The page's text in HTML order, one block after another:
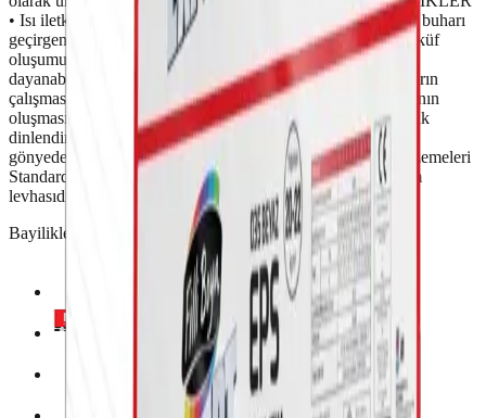
• Isı iletkenlik katsayısı, λD = 0,040 W/mK dir. • Yüksek su buharı
geçirgenliğine sahiptir.(µ=20-40) Yapılarda nem, rutubet ve küf
oluşumunu engeller. • Yapılarda tüm mekanik yüklemelere
dayanabilecek yeterliliktedir. Genleşme, büzülme ve duvarların
çalışmasından kaynaklanan sıva, boya ve kaplama çatlaklarının
oluşmasını önler. • Üretimden sonra standartlara uygun olarak
dinlendirilerek mükemmel boyut dengesine ulaşır, zamanla
gönyeden sapma olmaz. TS EN 13163 nolu Isı Yalıtım Malzemeleri
Standardı'na uygun olarak üretilen polistiren esaslı ısı yalıtım
levhasıdır.
Bayilikler